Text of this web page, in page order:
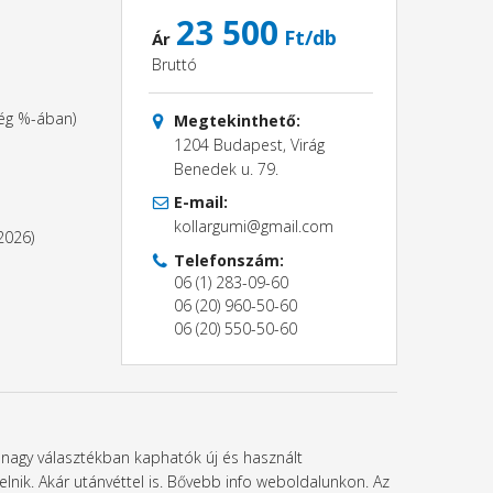
%-ában)
Ár 23 500 Ft/db
Bruttó
Megtekinthető:
1204 Budapest, Virág
Benedek u. 79.
E-mail:
kollargumi@gmail.com
Telefonszám:
06 (1) 283-09-60
06 (20) 960-50-60
06 (20) 550-50-60
választékban kaphatók új és használt
Akár utánvéttel is. Bővebb info weboldalunkon. Az